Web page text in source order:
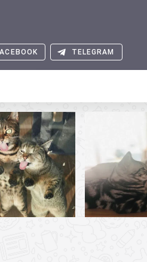
TELEGRAM